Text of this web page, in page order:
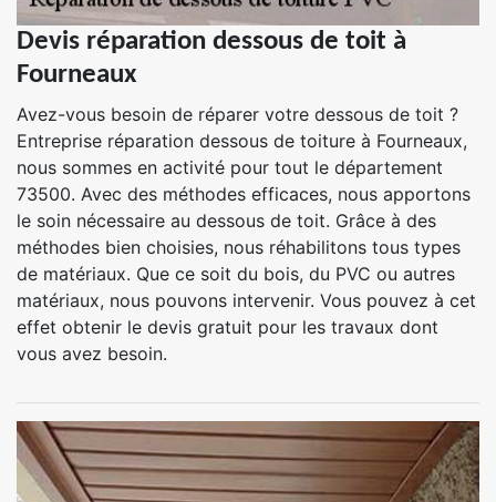
Devis réparation dessous de toit à
Fourneaux
Avez-vous besoin de réparer votre dessous de toit ?
Entreprise réparation dessous de toiture à Fourneaux,
nous sommes en activité pour tout le département
73500. Avec des méthodes efficaces, nous apportons
le soin nécessaire au dessous de toit. Grâce à des
méthodes bien choisies, nous réhabilitons tous types
de matériaux. Que ce soit du bois, du PVC ou autres
matériaux, nous pouvons intervenir. Vous pouvez à cet
effet obtenir le devis gratuit pour les travaux dont
vous avez besoin.